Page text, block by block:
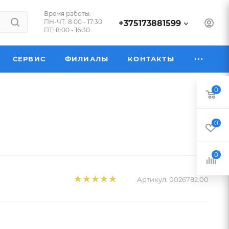
Время работы:
ПН-ЧТ: 8:00 - 17:30
ПТ: 8:00 - 16:30
+375173881599
СЕРВИС ФИЛИАЛЫ КОНТАКТЫ
Артикул: 0026782.00
0
0
0